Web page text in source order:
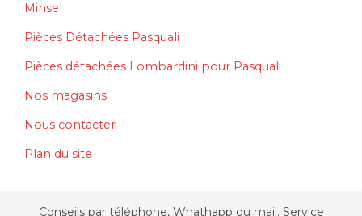
Minsel
Pièces Détachées Pasquali
Pièces détachées Lombardini pour Pasquali
Nos magasins
Nous contacter
Plan du site
Conseils par téléphone, Whathapp ou mail. Service